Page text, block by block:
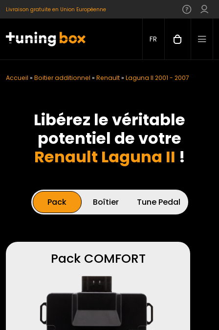
Livraison gratuite en Union Européenne
FR
Accueil » Boitier additionnel » Renault» Laguna II 2001 - 2007
Libérez le véritable
potentiel de votre
Renault Laguna II !
Pack Boîtier Tune Pedal
Pack COMFORT